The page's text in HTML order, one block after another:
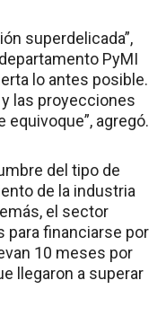
superdelicada”,
PyMI
lo antes posible.
las proyecciones
equivoque”, agregó.
del tipo de
de la industria
el sector
para financiarse por
10 meses por
llegaron a superar